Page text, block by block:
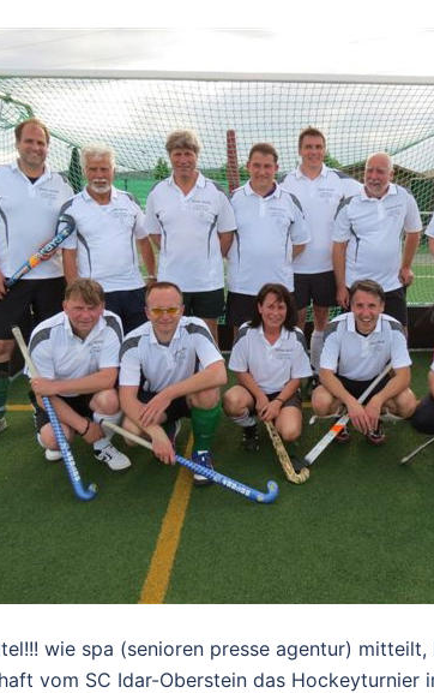
wie spa (senioren presse agentur)
vom SC Idar-Oberstein das Hockeyturnier